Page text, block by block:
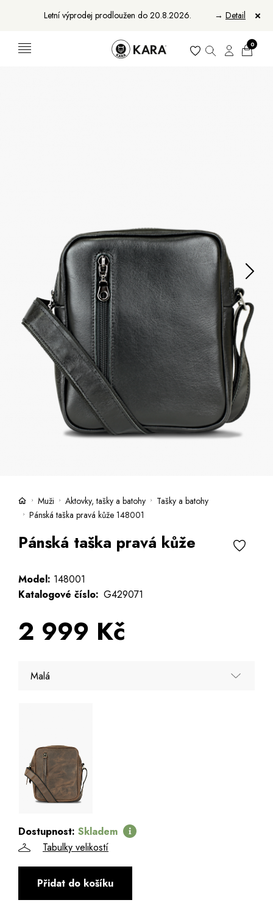
Letní výprodej prodloužen do 20.8.2026. → Detail
Šály
Kufry -21 % Prodejny Služby
Kara klub
Dárkové poukazy
Extra výhodné
Slevy
Bundy a kabáty -50 %
Česky Slovensky
0
Muži Aktovky, tašky a batohy
Tašky a batohy
Pánská taška pravá kůže 148001
Pánská taška pravá kůže
Model: 148001
Katalogové číslo: G429071
2 999 Kč
Malá
Dostupnost: Skladem
Tabulky velikostí
Přidat do košíku